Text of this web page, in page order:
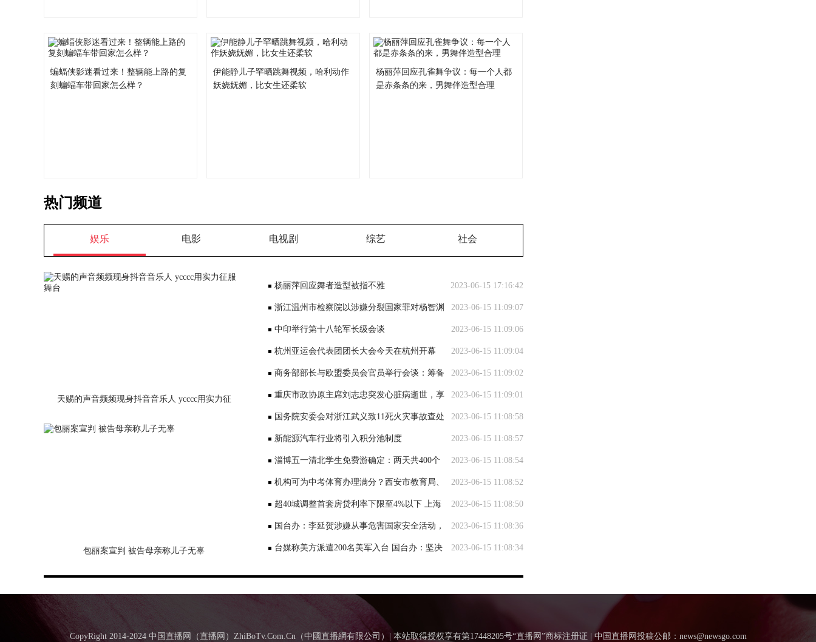
蝙蝠侠影迷看过来！整辆能上路的复
刻蝙蝠车带回家怎么样？
伊能静儿子罕晒跳舞视频，哈利动作
妖娆妩媚，比女生还柔软
杨丽萍回应孔雀舞争议：每一个人都
是赤条条的来，男舞伴造型合理
热门频道
娱乐 电影 电视剧 综艺 社会
天赐的声音频频现身抖音音乐人 ycccc用实力征
包丽案宣判 被告母亲称儿子无辜
2023-06-15 17:16:42
杨丽萍回应舞者造型被指不雅
2023-06-15 11:09:07
浙江温州市检察院以涉嫌分裂国家罪对杨智渊
批准逮捕 2023-06-15 11:09:06
中印举行第十八轮军长级会谈
2023-06-15 11:09:04
杭州亚运会代表团团长大会今天在杭州开幕
2023-06-15 11:09:02
商务部部长与欧盟委员会官员举行会谈：筹备
第十次中欧经贸高层对话 2023-06-15 11:09:01
重庆市政协原主席刘志忠突发心脏病逝世，享
年81岁 2023-06-15 11:08:58
国务院安委会对浙江武义致11死火灾事故查处
实行挂牌督办 2023-06-15 11:08:57
新能源汽车行业将引入积分池制度
2023-06-15 11:08:54
淄博五一清北学生免费游确定：两天共400个
名额，往返车票自费 2023-06-15 11:08:52
机构可为中考体育办理满分？西安市教育局、
警方均已介入调查 2023-06-15 11:08:50
超40城调整首套房贷利率下限至4%以下 上海
房贷利率暂时没有调整安排 2023-06-15 11:08:36
国台办：李延贺涉嫌从事危害国家安全活动，
正接受国家安全机关调查 2023-06-15 11:08:34
台媒称美方派遣200名美军入台 国台办：坚决
CopyRight 2014-2024 中国直播网（直播网）ZhiBoTv.Com.Cn（中國直播網有限公司）| 本站取得授权享有第17448205号“直播网”商标注册证 | 中国直播网投稿公邮：news@newsgo.com